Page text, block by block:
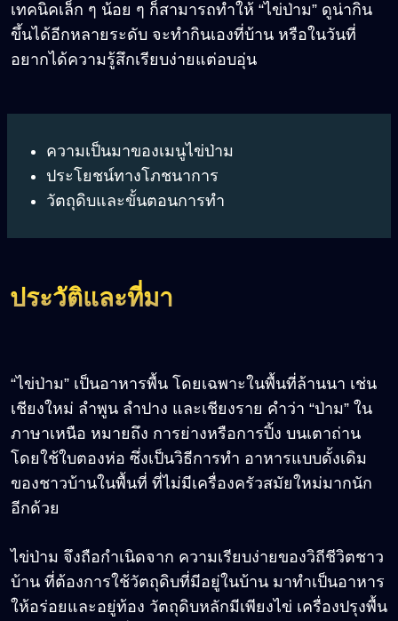
เทคนิคเล็ก ๆ น้อย ๆ ก็สามารถทำให้ “ไข่ป่าม” ดูน่ากิน
ขึ้นได้อีกหลายระดับ จะทำกินเองที่บ้าน หรือในวันที่
อยากได้ความรู้สึกเรียบง่ายแต่อบอุ่น
ความเป็นมาของเมนูไข่ป่าม
ประโยชน์ทางโภชนาการ
วัตถุดิบและขั้นตอนการทำ
ประวัติและที่มา
“ไข่ป่าม” เป็นอาหารพื้น โดยเฉพาะในพื้นที่ล้านนา เช่น
เชียงใหม่ ลำพูน ลำปาง และเชียงราย คำว่า “ป่าม” ใน
ภาษาเหนือ หมายถึง การย่างหรือการปิ้ง บนเตาถ่าน
โดยใช้ใบตองห่อ ซึ่งเป็นวิธีการทำ อาหารแบบดั้งเดิม
ของชาวบ้านในพื้นที่ ที่ไม่มีเครื่องครัวสมัยใหม่มากนัก
อีกด้วย
ไข่ป่าม จึงถือกำเนิดจาก ความเรียบง่ายของวิถีชีวิตชาว
บ้าน ที่ต้องการใช้วัตถุดิบที่มีอยู่ในบ้าน มาทำเป็นอาหาร
ให้อร่อยและอยู่ท้อง วัตถุดิบหลักมีเพียงไข่ เครื่องปรุงพื้น